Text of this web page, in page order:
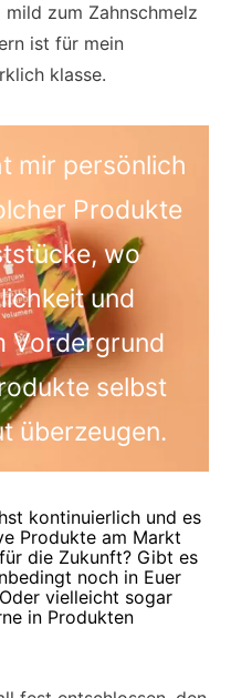
zum Zahnschmelz
ist für mein
klasse.
mir persönlich
Produkte
wo
und
Vordergrund
selbst
überzeugen.
kontinuierlich und es
Produkte am Markt
die Zukunft? Gibt es
noch in Euer
vielleicht sogar
in Produkten